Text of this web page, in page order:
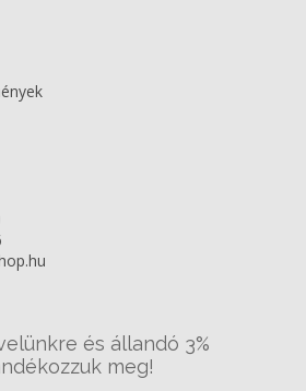
és állandó 3%
meg!